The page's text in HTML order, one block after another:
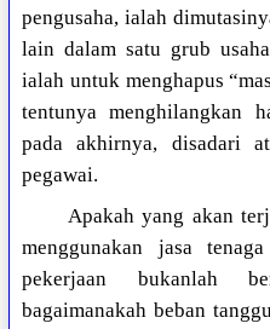
pengusaha, ialah
lain dalam satu grub
ialah untuk menghapus
tentunya menghilangkan
pada akhirnya, disadari
pegawai.
Apakah yang akan
menggunakan jasa tenaga
pekerjaan bukanlah
bagaimanakah beban